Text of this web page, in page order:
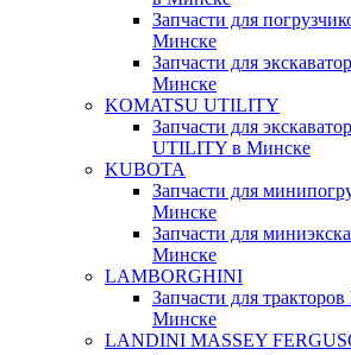
Запчасти для
Минске
Запчасти для
Минске
KOMATSU UTILITY
Запчасти для
UTILITY в Минске
KUBOTA
Запчасти для
Минске
Запчасти для
Минске
LAMBORGHINI
Запчасти для
Минске
LANDINI MASSEY